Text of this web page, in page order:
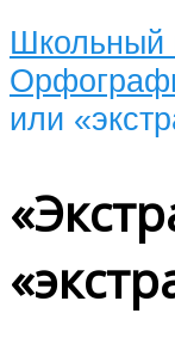
Школьный
или